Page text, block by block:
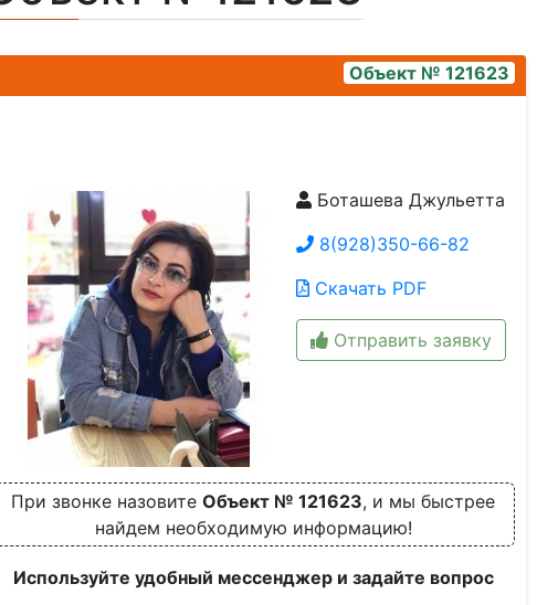
Объект № 121623
screenshot_20250903_125507_kadastrruБоташева Джульетта
8(928)350-66-82
Скачать PDF
Отправить заявку
При звонке назовите Объект № 121623, и мы быстрее
найдем необходимую информацию!
Используйте удобный мессенджер и задайте вопрос